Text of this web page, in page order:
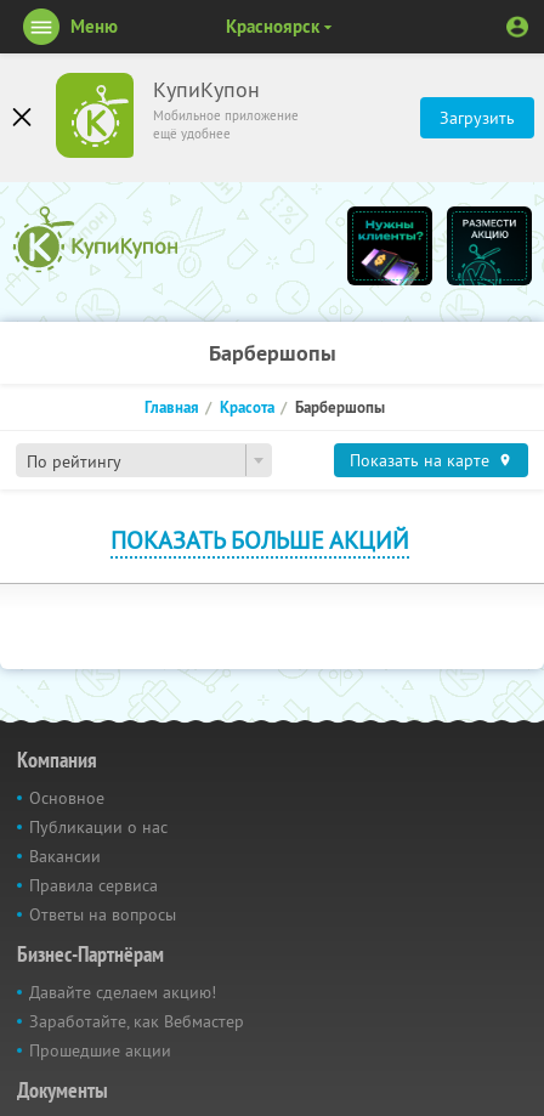
КупиКупон
Мобильное приложение
ещё удобнее
Загрузить
Меню Красноярск
Барбершопы
По рейтингу
Главная Красота Барбершопы
Показать на карте
ПОКАЗАТЬ БОЛЬШЕ АКЦИЙ
Компания
Основное
Публикации о нас
Вакансии
Правила сервиса
Ответы на вопросы
Бизнес-Партнёрам
Давайте сделаем акцию!
Заработайте, как Вебмастер
Прошедшие акции
Документы